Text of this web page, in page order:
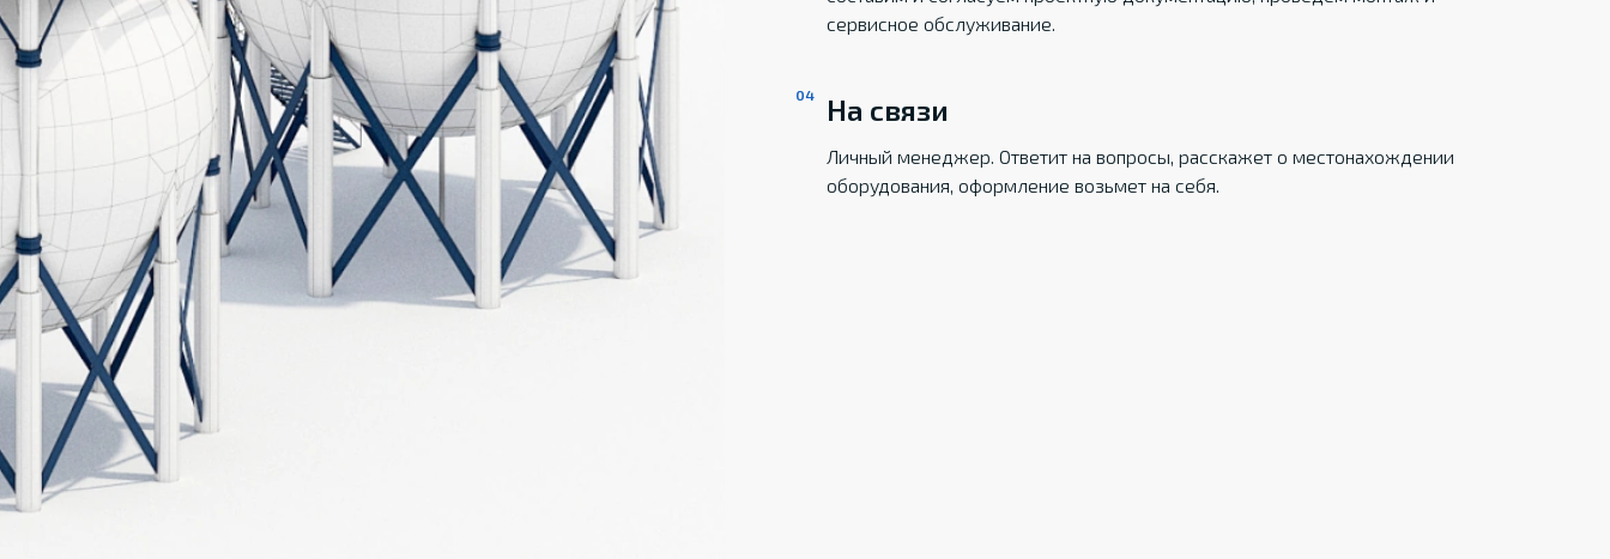
сервисное обслуживание.
На связи
Личный менеджер. Ответит на вопросы, расскажет о местонахождении
оборудования, оформление возьмет на себя.